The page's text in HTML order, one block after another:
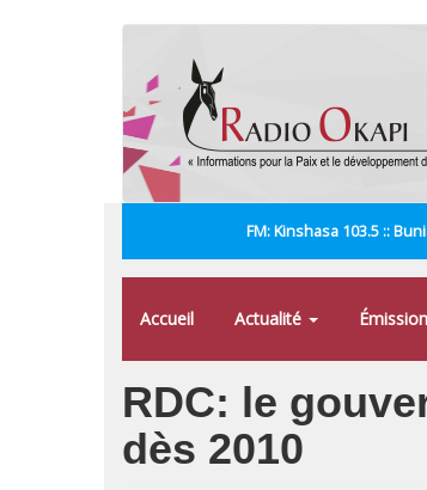
FM: Kinshasa 103.5 ::
Accueil Actualité
RDC: le
dès 2010